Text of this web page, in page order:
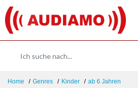
Home Genres Kinder ab 6 Jahren